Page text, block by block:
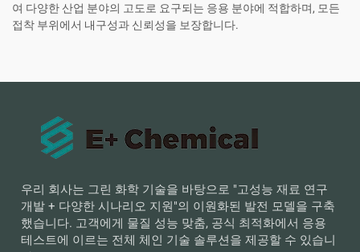
여 다양한 산업 분야의 고도로 요구되는 응용 분야에 적합하며, 모든
접착 부위에서 내구성과 신뢰성을 보장합니다.
우리 회사는 그린 화학 기술을 바탕으로 "고성능 재료 연구
개발 + 다양한 시나리오 지원"의 이원화된 발전 모델을 구축
했습니다. 고객에게 물질 성능 맞춤, 공식 최적화에서 응용
테스트에 이르는 전체 체인 기술 솔루션을 제공할 수 있습니